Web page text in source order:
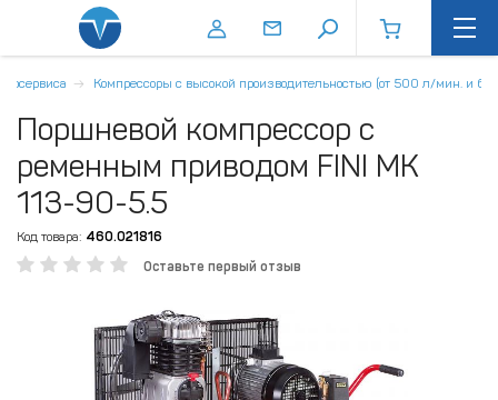
Компрессоры с высокой производительностью (от 500 л/мин. и
Поршневой компрессор с
ременным приводом FINI MK
113-90-5.5
Код товара: 460.021816
Оставьте первый отзыв